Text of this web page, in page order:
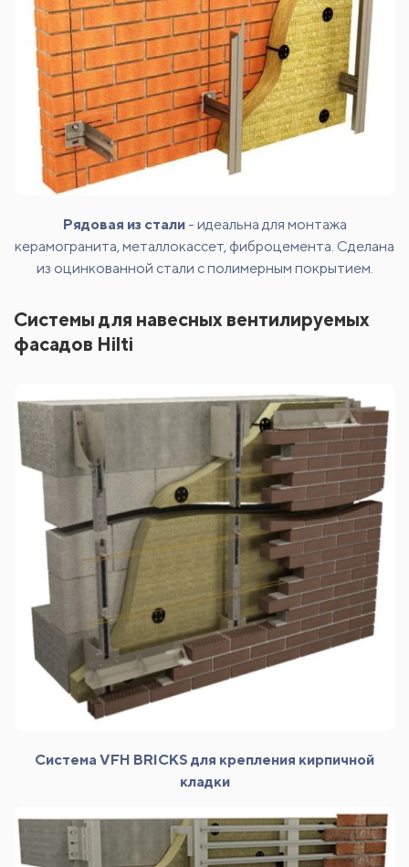
Рядовая из стали- идеальна для монтажа
керамогранита, металлокассет, фиброцемента. Сделана
из оцинкованной стали с полимерным покрытием.
Системы для навесных вентилируемых
фасадов Hilti
Система VFH BRICKS для крепления кирпичной
кладки